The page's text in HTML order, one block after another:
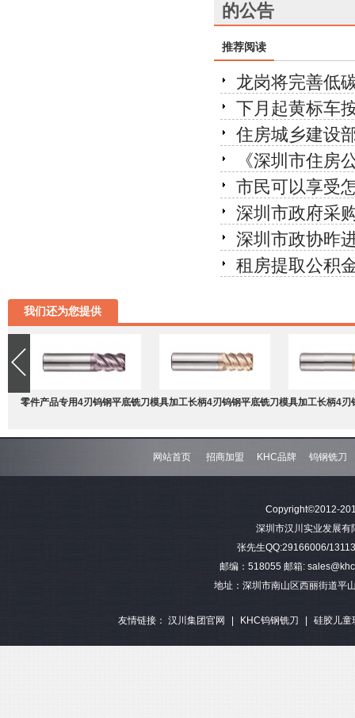
的公告
推荐阅读
龙岗将完善低
下月起黄标车
住房城乡建设
《深圳市住房
市民可以享受
深圳市政府采
深圳市政协昨
租房提取公积
我们还为您提供
零件产品专用4刃钨钢平底铣刀模具加工长柄4刃钨钢平底铣刀模具加工长柄4刃
钢平底
网站首页 招商加盟 KHC品牌 钨钢铣刀
Copyright©2012-
深圳市汉川实业发展
张先生QQ:29166006/
邮编：518055 邮箱:
地址：深圳市南山区西丽街道平
友情链接： 汉川集团官网 KHC钨钢铣刀 硅胶儿童